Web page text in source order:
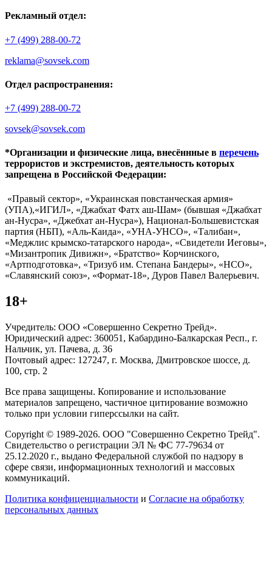
Рекламный отдел:
+7 (499) 288-00-72
reklama@sovsek.com
Отдел распространения:
+7 (499) 288-00-72
sovsek@sovsek.com
*Организации и физические лица, внесённные в перечень
террористов и экстремистов, деятельность которых
запрещена в Российской Федерации:
«Правый сектор», «Украинская повстанческая армия»
(УПА),«ИГИЛ», «Джабхат Фатх аш-Шам» (бывшая «Джабхат
ан-Нусра», «Джебхат ан-Нусра»), Национал-Большевистская
партия (НБП), «Аль-Каида», «УНА-УНСО», «Талибан»,
«Меджлис крымско-татарского народа», «Свидетели Иеговы»,
«Мизантропик Дивижн», «Братство» Корчинского,
«Артподготовка», «Тризуб им. Степана Бандеры», «НСО»,
«Славянский союз», «Формат-18», Дуров Павел Валерьевич.
18+
Учредитель: ООО «Совершенно Секретно Трейд».
Юридический адрес: 360051, Кабардино-Балкарская Респ., г.
Нальчик, ул. Пачева, д. 36
Почтовый адрес: 127247, г. Москва, Дмитровское шоссе, д.
100, стр. 2
Все права защищены. Копирование и использование
материалов запрещено, частичное цитирование возможно
только при условии гиперссылки на сайт.
Copyright © 1989-2026. ООО "Совершенно Секретно Трейд".
Свидетельство о регистрации ЭЛ № ФС 77-79634 от
25.12.2020 г., выдано Федеральной службой по надзору в
сфере связи, информационных технологий и массовых
коммуникаций.
Политика конфиценциальности и Согласие на обработку
персональных данных